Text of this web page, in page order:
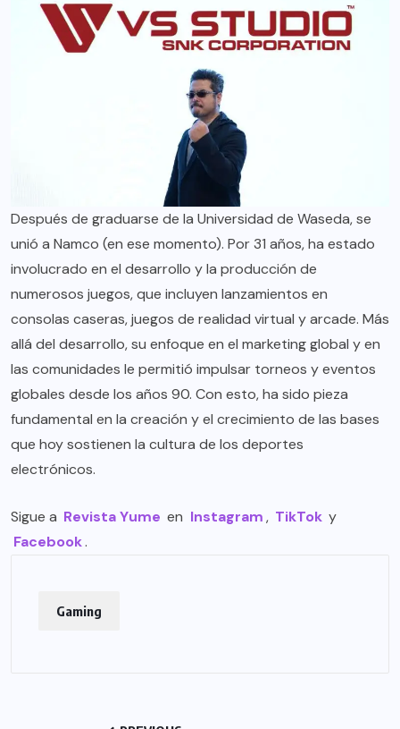
Después de graduarse de la Universidad de Waseda, se
unió a Namco (en ese momento). Por 31 años, ha estado
involucrado en el desarrollo y la producción de
numerosos juegos, que incluyen lanzamientos en
consolas caseras, juegos de realidad virtual y arcade. Más
allá del desarrollo, su enfoque en el marketing global y en
las comunidades le permitió impulsar torneos y eventos
globales desde los años 90. Con esto, ha sido pieza
fundamental en la creación y el crecimiento de las bases
que hoy sostienen la cultura de los deportes
electrónicos.
Sigue a Revista Yume en Instagram, TikTok y
Facebook.
Gaming